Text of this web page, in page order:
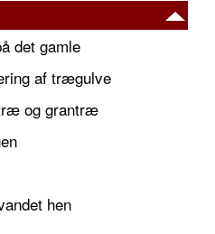
det gamle
af trægulve
og grantræ
hen